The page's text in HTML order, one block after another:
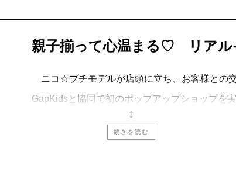
親子揃って心温まる♡ リアル
ニコ☆プチモデルが店頭に立ち、お客様との
GapKidsと協同で初のポップアップショップを
レクトしたアイテムなどが出揃い、フォトスペ
名が売り場にお邪魔し、お買い物してくださ
続きを読む